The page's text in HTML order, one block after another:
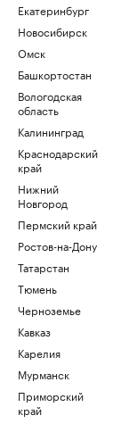
Екатеринбург
Новосибирск
Омск
Башкортостан
Вологодская
область
Калининград
Краснодарский
край
Нижний
Новгород
Пермский край
Ростов-на-Дону
Татарстан
Тюмень
Черноземье
Кавказ
Карелия
Мурманск
Приморский
край